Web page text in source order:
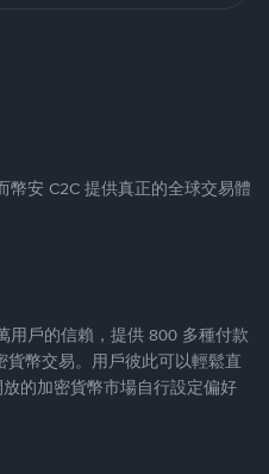
幣安 C2C 提供真正的全球交易體
用戶的信賴，提供 800 多種付款
幣交易。用戶彼此可以輕鬆直
的加密貨幣市場自行設定偏好